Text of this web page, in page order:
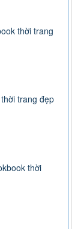
thời trang
trang đẹp
thời